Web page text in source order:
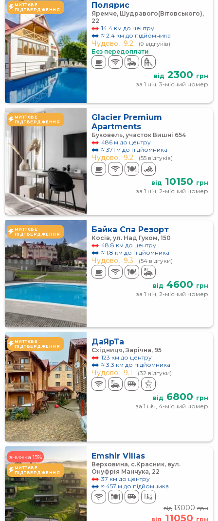
МИТТЄВЕ
ПІДТВЕРДЖЕННЯ
Полярис
Яремче, Шудравого(Вітовського),
22
14.4 км до центру
≈ 2.4 км до підйомника
Чудово, 9.2
(9 відгуків)
Без передоплати
від 2300 грн
за 1 ніч, 3-місний номер
МИТТЄВЕ
ПІДТВЕРДЖЕННЯ
Glacier Premium
Apartments
Буковель, участок Вишні 654
486 м до центру
≈ 371 м до підйомника
Чудово, 9.2 (55 відгуків)
від 10150 грн
за 1 ніч, 2-місний номер
МИТТЄВЕ
ПІДТВЕРДЖЕННЯ
Байка Спа Резорт
Косів, ул. Над Гуком, 150
48.8 км до центру
≈ 1.8 км до підйомника
Чудово, 9.3 (54 відгуки)
від 4600 грн
за 1 ніч, 2-місний номер
МИТТЄВЕ
ПІДТВЕРДЖЕННЯ
ДаЯрТа
Східниця, Зарічна, 95
123 км до центру
≈ 3.3 км до підйомника
Чудово, 9.1 (32 відгуки)
від 6800 грн
за 1 ніч, 4-місний номер
знижка 15%
МИТТЄВЕ
ПІДТВЕРДЖЕННЯ
Emshir Villas
Верховина, с.Красник, вул.
Онуфрія Манчука, 22
37 км до центру
≈ 457 м до підйомника
від13000грн
від 11050 грн